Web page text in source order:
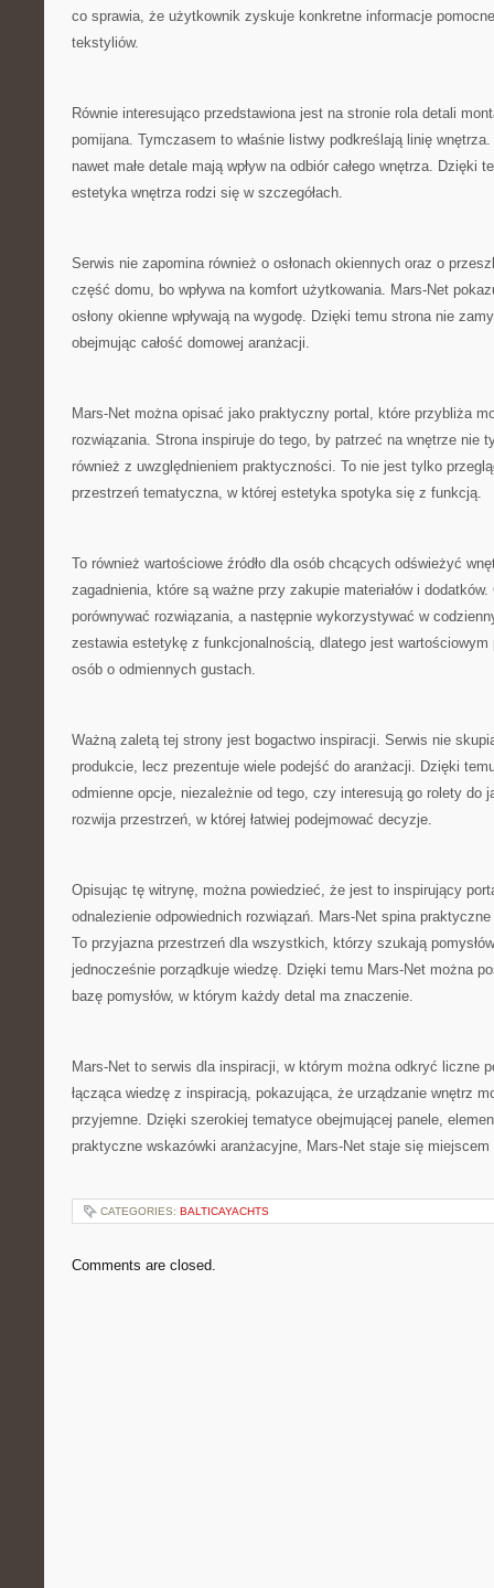
co sprawia, że użytkownik zyskuje konkretne informacje
tekstyliów.
Równie interesująco przedstawiona jest na stronie rola detali
pomijana. Tymczasem to właśnie listwy podkreślają linię
nawet małe detale mają wpływ na odbiór całego wnętrza. Dzięki
estetyka wnętrza rodzi się w szczegółach.
Serwis nie zapomina również o osłonach okiennych oraz o
część domu, bo wpływa na komfort użytkowania. Mars-Net
osłony okienne wpływają na wygodę. Dzięki temu strona nie
obejmując całość domowej aranżacji.
Mars-Net można opisać jako praktyczny portal, które przybliża
rozwiązania. Strona inspiruje do tego, by patrzeć na wnętrze nie
również z uwzględnieniem praktyczności. To nie jest tylko
przestrzeń tematyczna, w której estetyka spotyka się z funkcją.
To również wartościowe źródło dla osób chcących odświeżyć
zagadnienia, które są ważne przy zakupie materiałów i
porównywać rozwiązania, a następnie wykorzystywać w
zestawia estetykę z funkcjonalnością, dlatego jest wartościowym
osób o odmiennych gustach.
Ważną zaletą tej strony jest bogactwo inspiracji. Serwis nie
produkcie, lecz prezentuje wiele podejść do aranżacji. Dzięki
odmienne opcje, niezależnie od tego, czy interesują go rolety do
rozwija przestrzeń, w której łatwiej podejmować decyzje.
Opisując tę witrynę, można powiedzieć, że jest to inspirujący
odnalezienie odpowiednich rozwiązań. Mars-Net spina
To przyjazna przestrzeń dla wszystkich, którzy szukają
jednocześnie porządkuje wiedzę. Dzięki temu Mars-Net można
bazę pomysłów, w którym każdy detal ma znaczenie.
Mars-Net to serwis dla inspiracji, w którym można odkryć liczne
łącząca wiedzę z inspiracją, pokazująca, że urządzanie wnętrz
przyjemne. Dzięki szerokiej tematyce obejmującej panele,
praktyczne wskazówki aranżacyjne, Mars-Net staje się
CATEGORIES: BALTICAYACHTS
Comments are closed.